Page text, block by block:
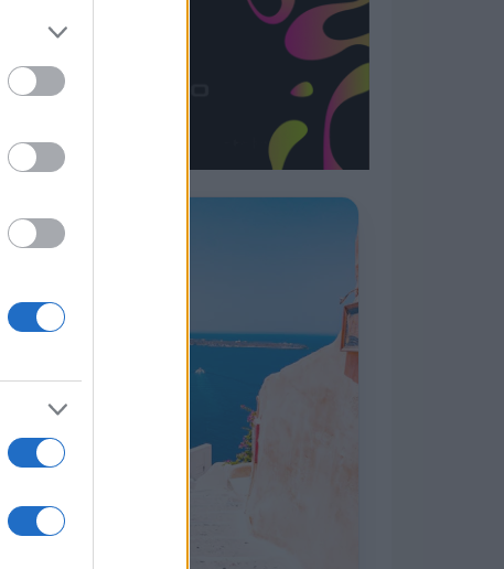
Η ΣΤΗΛΗ ΜΑΣ